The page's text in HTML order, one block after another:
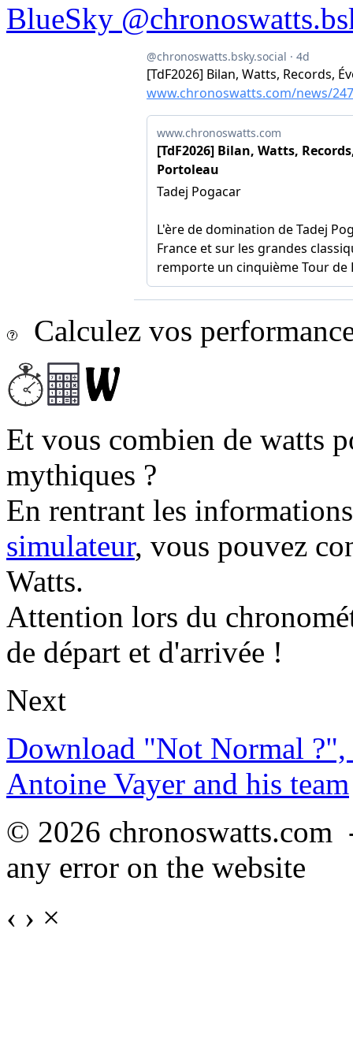
BlueSky
Calculez vos
Et vous combien de watts
mythiques ?
En rentrant les
simulateur, vous pouvez
Watts.
Attention lors du
de départ et d'arrivée !
Next
Download "Not Normal ?",
Antoine Vayer and his team
© 2026
any error on the website
‹ › ×